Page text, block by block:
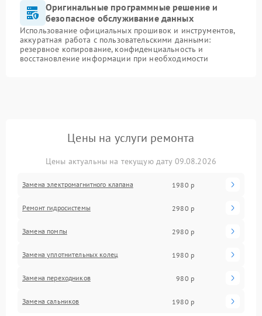
Оригинальные программные решение и
безопасное обслуживание данных
Использование официальных прошивок и инструментов,
аккуратная работа с пользовательскими данными:
резервное копирование, конфиденциальность и
восстановление информации при необходимости
Цены на услуги ремонта
Цены актуальны на текущую дату 09.08.2026
Замена электромагнитного клапана 1980 р
Ремонт гидросистемы 2980 р
Замена помпы 2980 р
Замена уплотнительных колец 1980 р
Замена переходников 980 р
Замена сальников 1980 р